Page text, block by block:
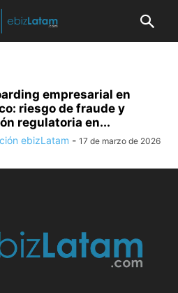
empresarial en
riesgo de fraude y
regulatoria en...
ebizLatam - 17 de marzo de 2026